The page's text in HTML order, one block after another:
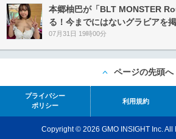
本郷柚巴が「BLT MONSTER
る！今までにはないグラビアを掲
07月31日 19時00分
ページの先頭へ
プライバシー
ポリシー
利用規約
Copyright © 2026 GMO INSIGHT Inc. All